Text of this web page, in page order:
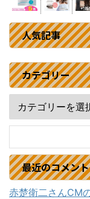
人気記事
カテゴリー
最近のコメント
赤楚衛二さんCM